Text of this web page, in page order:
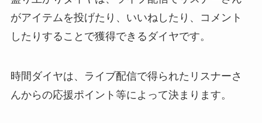
がアイテムを投げたり、いいねしたり、コメント
したりすることで獲得できるダイヤです。
時間ダイヤは、ライブ配信で得られたリスナーさ
んからの応援ポイント等によって決まります。